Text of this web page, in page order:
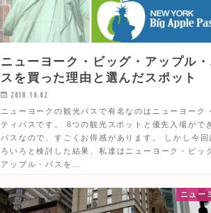
ニューヨーク・ビッグ・アップル
スを買った理由と選んだスポット
2018.10.02
ニューヨークの観光パスで有名なのはニューヨーク
ティパスです。 6つの観光スポットと優先入場がで
パスなので、すごくお得感があります。 しかし今回
ろいろと検討した結果、私達はニューヨーク・ビッ
アップル・パスを…
ニュー